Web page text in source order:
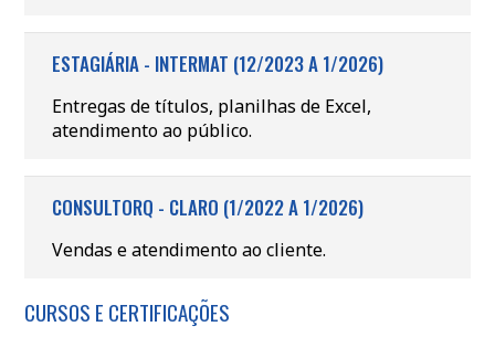
ESTAGIÁRIA - INTERMAT (12/2023 A 1/2026)
Entregas de títulos, planilhas de Excel,
atendimento ao público.
CONSULTORQ - CLARO (1/2022 A 1/2026)
Vendas e atendimento ao cliente.
CURSOS E CERTIFICAÇÕES